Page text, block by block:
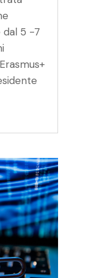
dal 5 -7